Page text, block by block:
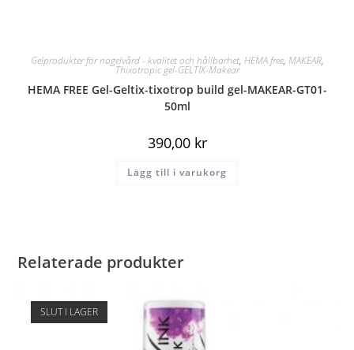
Gelprodukter för nagelvård - kvalitet och hållbarhet, HEMA free, MAKEAR,
Thixotropic gel-GELTIX-Makear
HEMA FREE Gel-Geltix-tixotrop build gel-MAKEAR-GT01-
50ml
390,00 kr
Lägg till i varukorg
Relaterade produkter
SLUT I LAGER